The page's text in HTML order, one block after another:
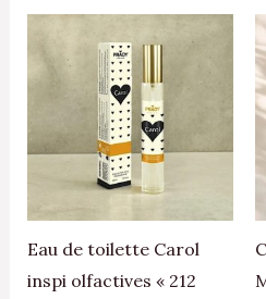
Eau de toilette Carol
inspi olfactives « 212